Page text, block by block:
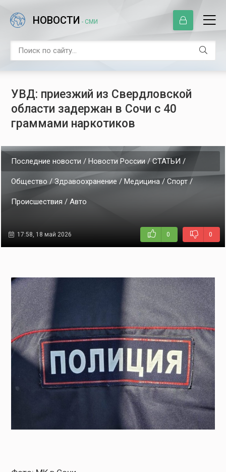
НОВОСТИ - СМИ
УВД: приезжий из Свердловской
области задержан в Сочи с 40
граммами наркотиков
Последние новости / Новости России / СТАТЬИ /
Общество / Здравоохранение / Медицина / Спорт /
Происшествия / Авто
17:58, 18 май 2026 0 0